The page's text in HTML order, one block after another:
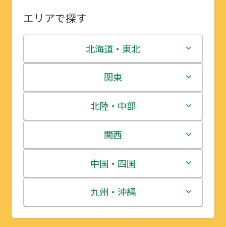
エリアで探す
北海道・東北
北海道
青森県
岩手県
宮城県
秋田県
山形県
関東
茨城県
栃木県
群馬県
埼玉県
千葉県
北陸・中部
新潟県
富山県
石川県
福井県
関西
三重県
滋賀県
京都府
中国・四国
鳥取県
島根県
九州・沖縄
福岡県